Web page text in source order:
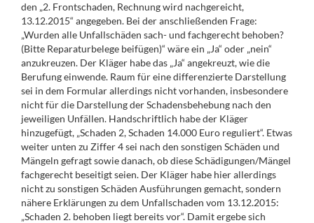
den „2. Frontschaden, Rechnung wird nachgereicht,
13.12.2015“ angegeben. Bei der anschließenden Frage:
„Wurden alle Unfallschäden sach- und fachgerecht behoben?
(Bitte Reparaturbelege beifügen)“ wäre ein „Ja“ oder „nein“
anzukreuzen. Der Kläger habe das „Ja“ angekreuzt, wie die
Berufung einwende. Raum für eine differenzierte Darstellung
sei in dem Formular allerdings nicht vorhanden, insbesondere
nicht für die Darstellung der Schadensbehebung nach den
jeweiligen Unfällen. Handschriftlich habe der Kläger
hinzugefügt, „Schaden 2, Schaden 14.000 Euro reguliert“. Etwas
weiter unten zu Ziffer 4 sei nach den sonstigen Schäden und
Mängeln gefragt sowie danach, ob diese Schädigungen/Mängel
fachgerecht beseitigt seien. Der Kläger habe hier allerdings
nicht zu sonstigen Schäden Ausführungen gemacht, sondern
nähere Erklärungen zu dem Unfallschaden vom 13.12.2015:
„Schaden 2. behoben liegt bereits vor“. Damit ergebe sich